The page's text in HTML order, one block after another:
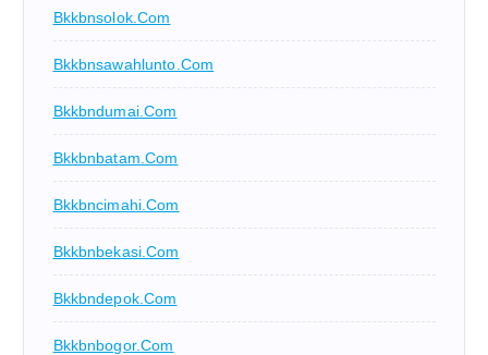
Bkkbnsolok.com
Bkkbnsawahlunto.com
Bkkbndumai.com
Bkkbnbatam.com
Bkkbncimahi.com
Bkkbnbekasi.com
Bkkbndepok.com
Bkkbnbogor.com